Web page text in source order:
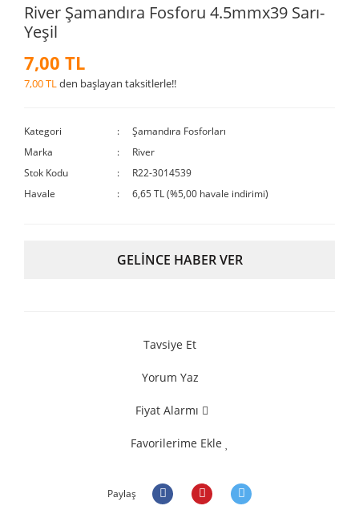
River Şamandıra Fosforu 4.5mmx39 Sarı-
Yeşil
7,00 TL
7,00 TLden başlayan taksitlerle!!
Kategori
Şamandıra Fosforları
Marka
River
Stok Kodu
R22-3014539
Havale
6,65 TL (%5,00 havale indirimi)
GELİNCE HABER VER
Tavsiye Et
Yorum Yaz
Fiyat Alarmı
Favorilerime Ekle
Paylaş